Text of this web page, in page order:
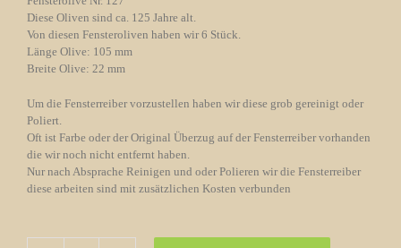
Diese Oliven sind ca. 125 Jahre alt.
Von diesen Fensteroliven haben wir 6 Stück.
Länge Olive: 105 mm
Breite Olive: 22 mm
Um die Fensterreiber vorzustellen haben wir diese grob gereinigt oder
Poliert.
Oft ist Farbe oder der Original Überzug auf der Fensterreiber vorhanden
die wir noch nicht entfernt haben.
Nur nach Absprache Reinigen und oder Polieren wir die Fensterreiber
diese arbeiten sind mit zusätzlichen Kosten verbunden